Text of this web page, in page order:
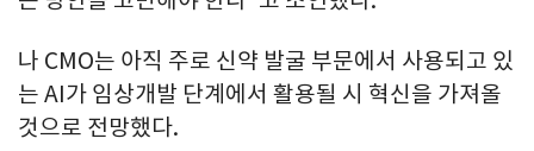
나 CMO는 아직 주로 신약 발굴 부문에서 사용되고 있
는 AI가 임상개발 단계에서 활용될 시 혁신을 가져올
것으로 전망했다.